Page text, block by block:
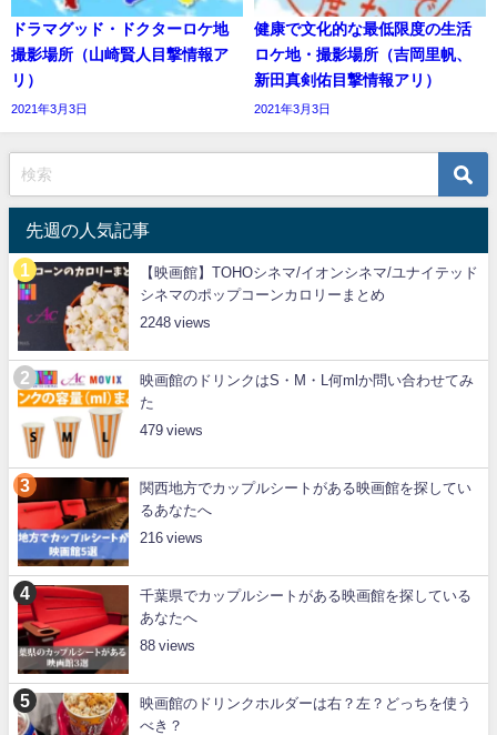
ドラマグッド・ドクターロケ地
撮影場所（山崎賢人目撃情報ア
リ）
2021年3月3日
健康で文化的な最低限度の生活
ロケ地・撮影場所（吉岡里帆、
新田真剣佑目撃情報アリ）
2021年3月3日
先週の人気記事
【映画館】TOHOシネマ/イオンシネマ/ユナイテッド
シネマのポップコーンカロリーまとめ
2248
映画館のドリンクはS・M・L何mlか問い合わせてみ
た
479
関西地方でカップルシートがある映画館を探してい
るあなたへ
216
千葉県でカップルシートがある映画館を探している
あなたへ
88
映画館のドリンクホルダーは右？左？どっちを使う
べき？